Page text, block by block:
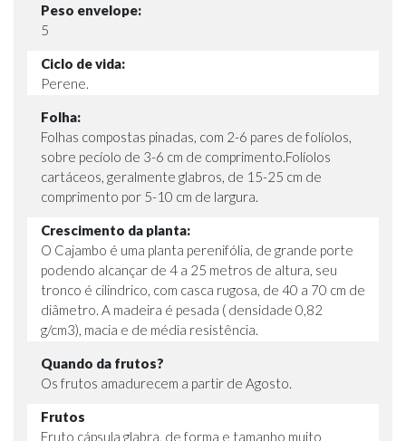
Peso envelope:
5
Ciclo de vida:
Perene.
Folha:
Folhas compostas pinadas, com 2-6 pares de folíolos,
sobre pecíolo de 3-6 cm de comprimento.Folíolos
cartáceos, geralmente glabros, de 15-25 cm de
comprimento por 5-10 cm de largura.
Crescimento da planta:
O Cajambo é uma planta perenifólia, de grande porte
podendo alcançar de 4 a 25 metros de altura, seu
tronco é cilindrico, com casca rugosa, de 40 a 70 cm de
diâmetro. A madeira é pesada ( densidade 0,82
g/cm3), macia e de média resistência.
Quando da frutos?
Os frutos amadurecem a partir de Agosto.
Frutos
Fruto cápsula glabra, de forma e tamanho muito